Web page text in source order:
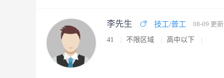
李先生 技工/普工 08-09 更新
41 不限区域 高中以下